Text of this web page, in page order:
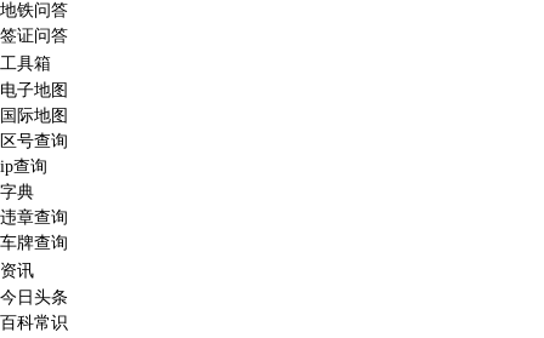
地铁问答
签证问答
工具箱
电子地图
国际地图
区号查询
ip查询
字典
违章查询
车牌查询
资讯
今日头条
百科常识